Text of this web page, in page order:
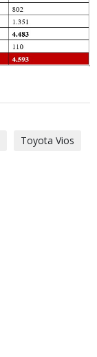
Toyota Vios